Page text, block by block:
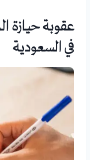
عقوبة حيازة
في السعودية